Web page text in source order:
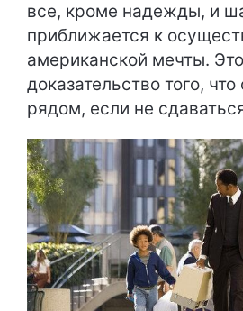
все, кроме надежды, и
приближается к
американской мечты.
доказательство того,
рядом, если не